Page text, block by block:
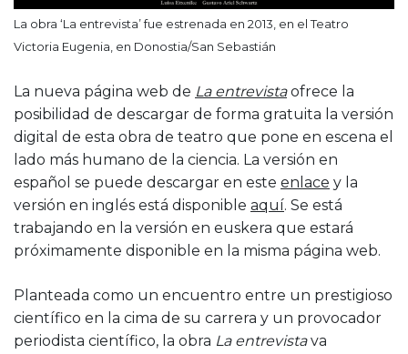
La obra ‘La entrevista’ fue estrenada en 2013, en el Teatro
Victoria Eugenia, en Donostia/San Sebastián
La nueva página web de La entrevistaofrece la
posibilidad de descargar de forma gratuita la versión
digital de esta obra de teatro que pone en escena el
lado más humano de la ciencia. La versión en
español se puede descargar en este enlace y la
versión en inglés está disponible aquí. Se está
trabajando en la versión en euskera que estará
próximamente disponible en la misma página web.
Planteada como un encuentro entre un prestigioso
científico en la cima de su carrera y un provocador
periodista científico, la obra La entrevistava